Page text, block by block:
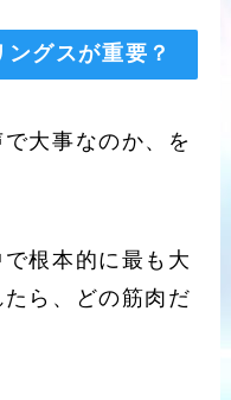
グスが重要？
大事なのか、を
根本的に最も大
ら、どの筋肉だ